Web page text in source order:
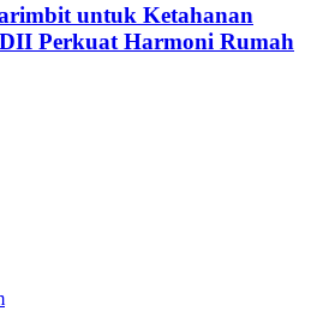
untuk Ketahanan
Perkuat Harmoni Rumah